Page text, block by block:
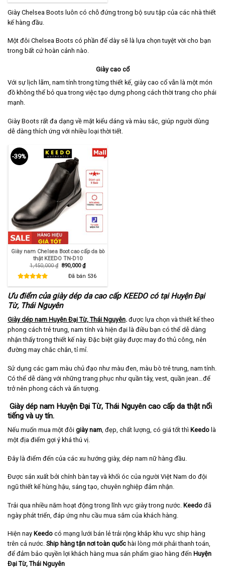
Giày Chelsea Boots luôn có chỗ đứng trong bộ sưu tập của các nhà thiết
kế hàng đầu.
Một đôi Chelsea Boots có phần đế dày sẽ là lựa chọn tuyệt vời cho bạn
trong bất cứ hoàn cảnh nào.
Giày cao cổ
Với sự lịch lãm, nam tính trong từng thiết kế, giày cao cổ vẫn là một món
đồ không thể bỏ qua trong việc tạo dựng phong cách thời trang cho phái
mạnh.
Giày Boots rất đa dạng về mặt kiểu dáng và màu sắc, giúp người dùng
dễ dàng thích ứng với nhiều loại thời tiết.
-39%
Giày nam Chelsea Boot cao cấp da bò
thật KEEDO TN-D10
1,450,000₫ Giá
1,450,000 ₫.
890,000₫Giá
hiện
tại
là:
890,000 ₫.
Đã bán 536
Ưu điểm của giày dép da cao cấp KEEDO có tại Huyện Đại
Từ, Thái Nguyên
Giày dép nam Huyện Đại Từ, Thái Nguyên. được lựa chọn và thiết kế theo
phong cách trẻ trung, nam tính và hiện đại là điều bạn có thể dễ dàng
nhận thấy trong thiết kế này. Đặc biệt giày được may đo thủ công, nên
đường may chắc chắn, tỉ mỉ.
Sử dụng các gam màu chủ đạo như màu đen, màu bò trẻ trung, nam tính.
Có thể dễ dàng với những trang phục như quần tây, vest, quần jean…để
trở nên phong cách và ấn tượng.
Giày dép nam Huyện Đại Từ, Thái Nguyên cao cấp da thật nổi
tiếng và uy tín.
Nếu muốn mua một đôi giày nam , đẹp, chất lượng, có giá tốt thì Keedo là
một địa điểm gợi ý khá thú vị.
Đây là điểm đến của các xu hướng giày, dép nam nữ hàng đầu.
Được sản xuất bởi chính bàn tay và khối óc của người Việt Nam do đội
ngũ thiết kế hùng hậu, sáng tạo, chuyên nghiệp đảm nhận.
Trải qua nhiều năm hoạt động trong lĩnh vực giày trong nước. Keedo đã
ngày phát triển, đáp ứng nhu cầu mua sắm của khách hàng.
Hiện nay Keedo có mạng lưới bán lẻ trải rộng khắp khu vực ship hàng
trên cả nước. Ship hàng tận nơi toàn quốc hài lòng mới phải thanh toán,
để đảm bảo quyền lợi khách hàng mua sản phẩm giao hàng đến Huyện
Đại Từ, Thái Nguyên